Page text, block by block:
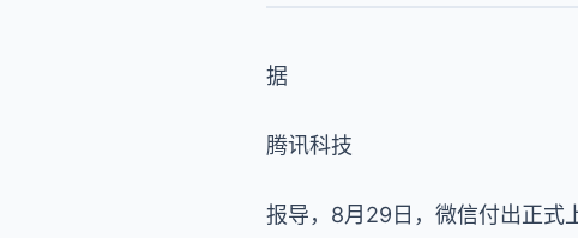
据
腾讯科技
报导，8月29日，微信付出正式